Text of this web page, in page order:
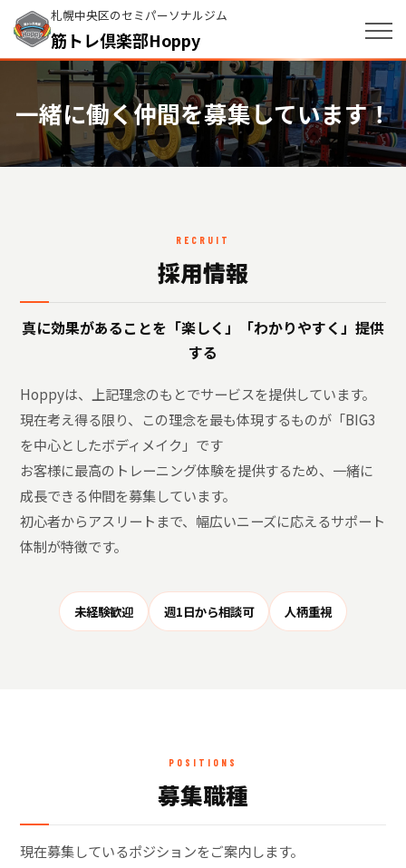
札幌中央区のセミパーソナルジム
筋トレ倶楽部Hoppy
一緒に働く仲間を募集しています！
RECRUIT
採用情報
真に効果があることを「楽しく」「わかりやすく」提供
する
Hoppyは、上記理念のもとでサービスを提供しています。
現在考え得る限り、この理念を最も体現するものが「BIG3
を中心としたボディメイク」です
お客様に最高のトレーニング体験を提供するため、一緒に
成長できる仲間を募集しています。
初心者からアスリートまで、幅広いニーズに応えるサポート
体制が特徴です。
未経験歓迎 週1日から相談可 人柄重視
POSITIONS
募集職種
現在募集しているポジションをご案内します。